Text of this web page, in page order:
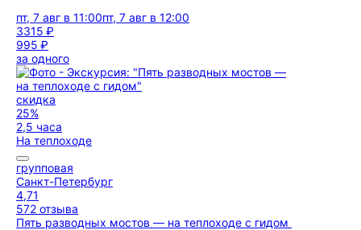
пт, 7 авг в 11:00пт, 7 авг в 12:00
3315 ₽
995 ₽
за одного
скидка
25%
2,5 часа
На теплоходе
групповая
Санкт-Петербург
4,71
572 отзыва
Пять разводных мостов — на теплоходе с гидом